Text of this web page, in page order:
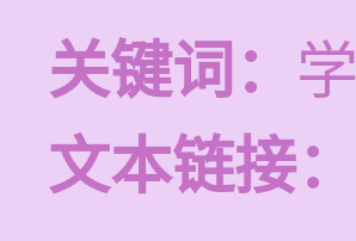
关键词：
文本链接：